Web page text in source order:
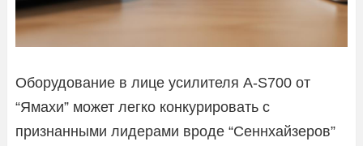
Оборудование в лице усилителя A-S700 от
“Ямахи” может легко конкурировать с
признанными лидерами вроде “Сеннхайзеров”